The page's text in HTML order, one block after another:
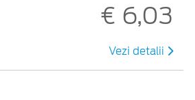
€ 6,03
Vezi detalii